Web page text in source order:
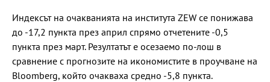
Индексът на очакванията на института ZEW се понижава
до -17,2 пункта през април спрямо отчетените -0,5
пункта през март. Резултатът е осезаемо по-лош в
сравнение с прогнозите на икономистите в проучване на
Bloomberg, който очакваха средно -5,8 пункта.